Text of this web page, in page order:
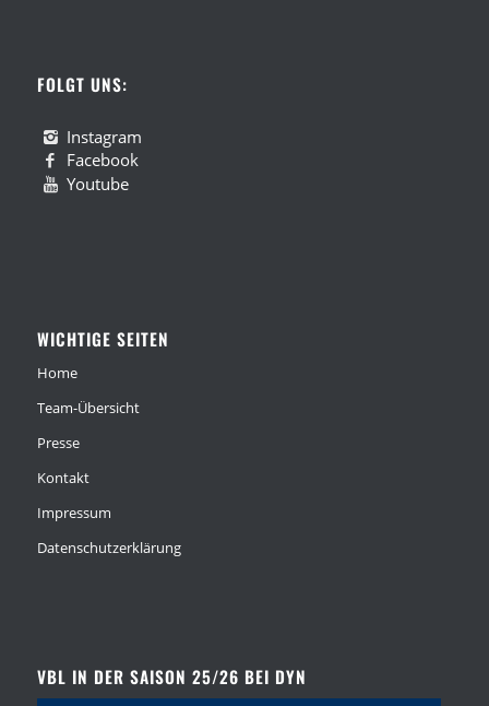
FOLGT UNS:
Instagram
Facebook
Youtube
WICHTIGE SEITEN
Home
Team-Übersicht
Presse
Kontakt
Impressum
Datenschutzerklärung
VBL IN DER SAISON 25/26 BEI DYN